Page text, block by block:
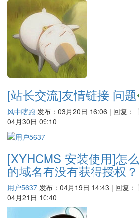
[站长交流]友情链接 问题
风中瞎跑 发布：03月20日 16:06 | 回复：
04月30日 09:10
[XYHCMS 安装使用]怎
的域名有没有获得授权？
用户5637 发布：04月19日 14:43 | 回复：
04月21日 10:40